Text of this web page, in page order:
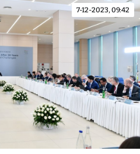
7-12-2023, 09:42